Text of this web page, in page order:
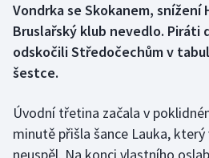
Dostihy
Florbal
Futsal
Golf
Vondrka se Skokanem, snížení
Bruslařský klub nevedlo. Piráti
odskočili Středočechům v
šestce.
Úvodní třetina začala v
minutě přišla šance Lauka,